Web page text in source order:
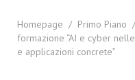
Homepage / Primo Piano /
formazione “AI e cyber
e applicazioni concrete”